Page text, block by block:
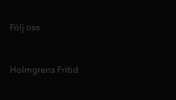
Följ oss
Holmgrens Fritid